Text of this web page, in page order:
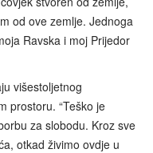
od ove zemlje. Jednoga
Ravska i moj Prijedor
višestoljetnog
prostoru. “Teško je
za slobodu. Kroz sve
otkad živimo ovdje u